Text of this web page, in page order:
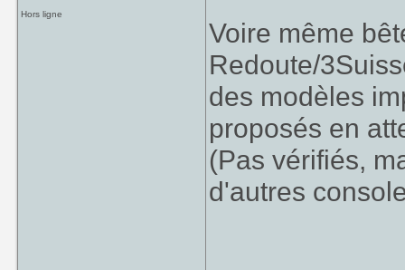
Hors ligne
Voire même
Redoute/
des modèles
proposés en
(Pas vérifiés,
d'autres